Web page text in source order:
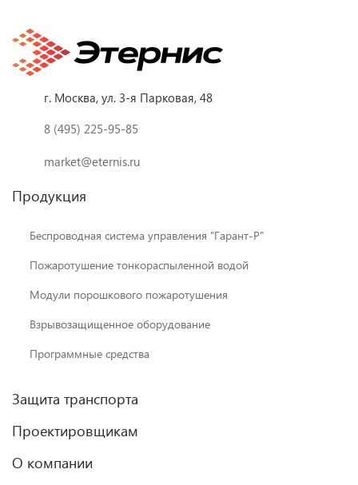
г. Москва, ул. 3-я Парковая, 48
8 (495) 225-95-85
market@eternis.ru
Продукция
Беспроводная система управления "Гарант-Р"
Пожаротушение тонкораспыленной водой
Модули порошкового пожаротушения
Взрывозащищенное оборудование
Программные средства
Защита транспорта
Проектировщикам
О компании